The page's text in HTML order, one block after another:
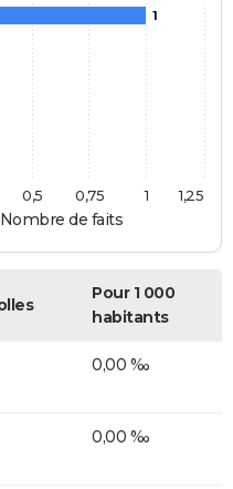
Nombre de faits
1
1
0,5 0,75 1,25
Pour 1 000
habitants
0,00 ‰
0,00 ‰